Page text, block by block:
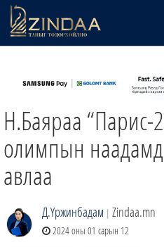
ТВ8
ӨГЛӨӨНИЙ СОНИН
АУДИО ЗОХИОЛ
Н.Баяраа “Парис-
олимпын
авлаа
Д.Үржинбадам | Zindaa.mn
2024 оны 01 сарын 12